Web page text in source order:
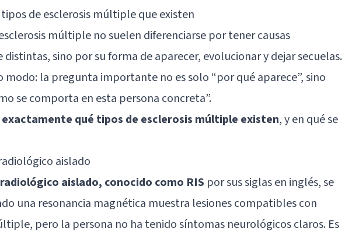
de esclerosis múltiple que existen
múltiple no suelen diferenciarse por tener causas
sino por su forma de aparecer, evolucionar y dejar secuelas.
modo: la pregunta importante no es solo “por qué aparece”, sino
se comporta en esta persona concreta”.
exactamente qué tipos de esclerosis múltiple existen, y en qué se
aislado
aislado, conocido como RIS por sus siglas en inglés, se
una resonancia magnética muestra lesiones compatibles con
pero la persona no ha tenido síntomas neurológicos claros. Es